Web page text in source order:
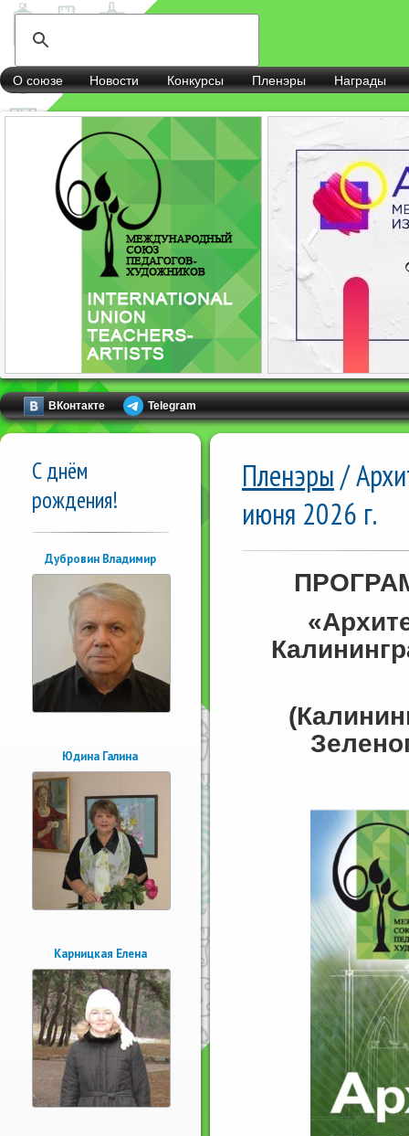
О союзе Новости Конкурсы Пленэры Награды
ВКонтакте Telegram
С днём
рождения!
Дубровин Владимир
Юдина Галина
Карницкая Елена
Пленэры/
июня 2026 г.